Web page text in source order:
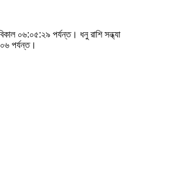
০৬:০৫:২৯ পর্যন্ত। ধনু রাশি সন্ধ্যা
পর্যন্ত।